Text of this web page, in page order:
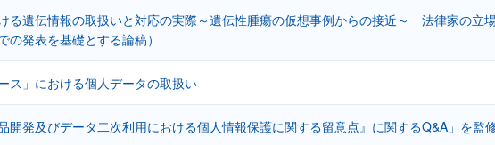
る遺伝情報の取扱いと対応の実際～遺伝性腫瘍の仮想事例からの接近～ 法律家の立
の発表を基礎とする論稿）
ス」における個人データの取扱い
開発及びデータ二次利用における個人情報保護に関する留意点』に関するQ&A」を監